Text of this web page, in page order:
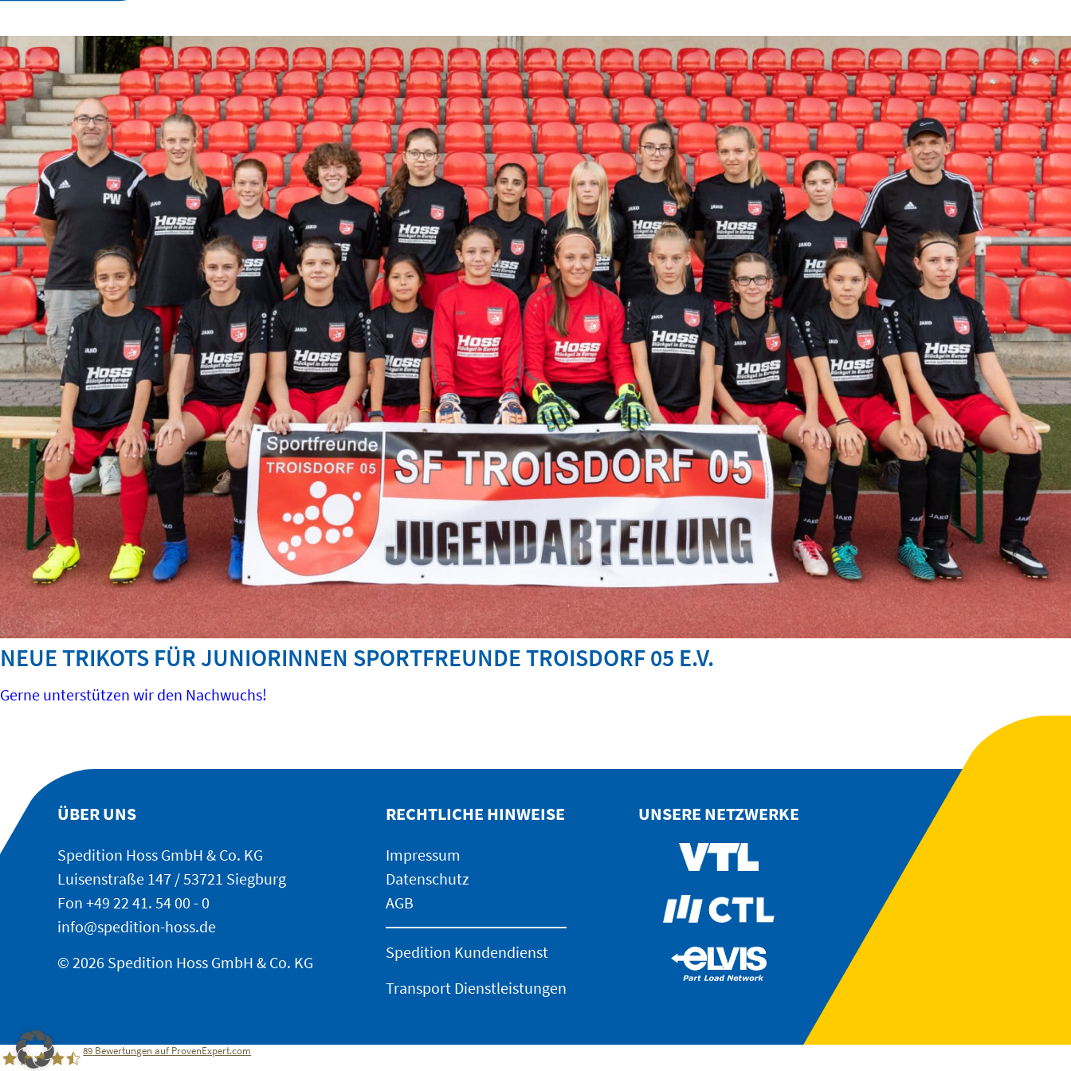
NEUE TRIKOTS FÜR JUNIORINNEN SPORTFREUNDE TROISDORF 05 E.V.
Gerne unterstützen wir den Nachwuchs!
ÜBER UNS
Spedition Hoss GmbH & Co. KG
Luisenstraße 147 / 53721 Siegburg
Fon +49 22 41. 54 00 - 0
info@spedition-hoss.de
© 2026 Spedition Hoss GmbH & Co. KG
RECHTLICHE HINWEISE
Impressum
Datenschutz
AGB
Spedition Kundendienst
Transport Dienstleistungen
UNSERE NETZWERKE
89 Bewertungen auf ProvenExpert.com